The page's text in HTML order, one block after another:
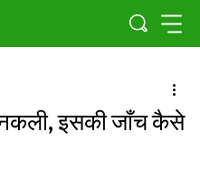
इसकी जाँच कैसे